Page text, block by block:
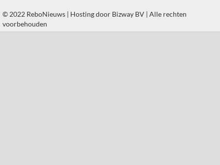
© 2022 ReboNieuws | Hosting door Bizway BV | Alle rechten
voorbehouden